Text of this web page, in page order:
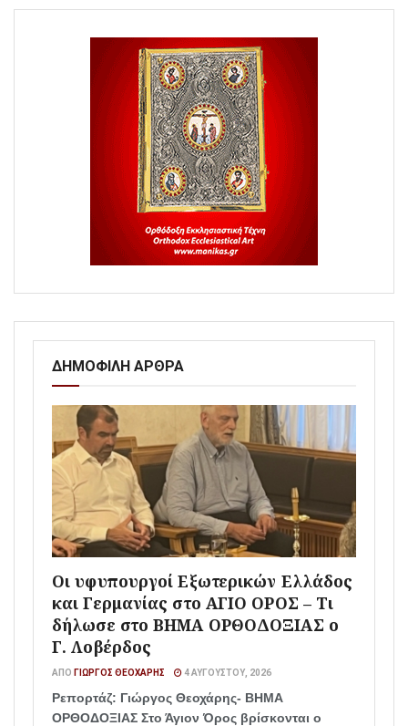
ΔΗΜΟΦΙΛΗ ΑΡΘΡΑ
Οι υφυπουργοί Εξωτερικών Ελλάδος
και Γερμανίας στο ΑΓΙΟ ΟΡΟΣ – Τι
δήλωσε στο ΒΗΜΑ ΟΡΘΟΔΟΞΙΑΣ ο
Γ. Λοβέρδος
ΑΠΌ ΓΙΏΡΓΟΣ ΘΕΟΧΆΡΗΣ 4 ΑΥΓΟΎΣΤΟΥ, 2026
Ρεπορτάζ: Γιώργος Θεοχάρης- ΒΗΜΑ
ΟΡΘΟΔΟΞΙΑΣ Στο Άγιον Όρος βρίσκονται ο